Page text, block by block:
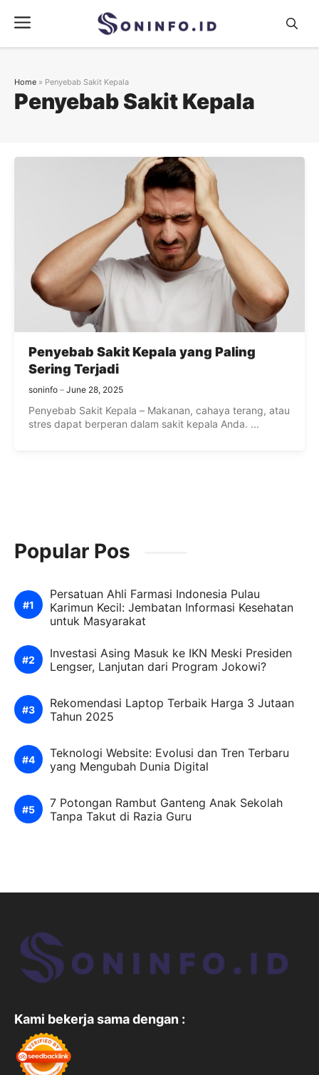
content
Menu
Penyebab Sakit Kepala
Home » Penyebab Sakit Kepala
Penyebab Sakit Kepala yang Paling
Sering Terjadi
soninfo June 28, 2025
Penyebab Sakit Kepala – Makanan, cahaya terang, atau
stres dapat berperan dalam sakit kepala Anda. ...
Popular Pos
Persatuan Ahli Farmasi Indonesia Pulau
Karimun Kecil: Jembatan Informasi Kesehatan
untuk Masyarakat
Investasi Asing Masuk ke IKN Meski Presiden
Lengser, Lanjutan dari Program Jokowi?
Rekomendasi Laptop Terbaik Harga 3 Jutaan
Tahun 2025
Teknologi Website: Evolusi dan Tren Terbaru
yang Mengubah Dunia Digital
7 Potongan Rambut Ganteng Anak Sekolah
Tanpa Takut di Razia Guru
Kami bekerja sama dengan :